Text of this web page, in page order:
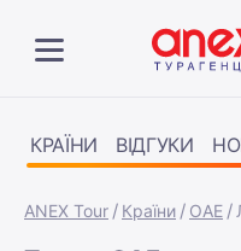
КРАЇНИ ВІДГУКИ
ANEX Tour Країни ОАЕ